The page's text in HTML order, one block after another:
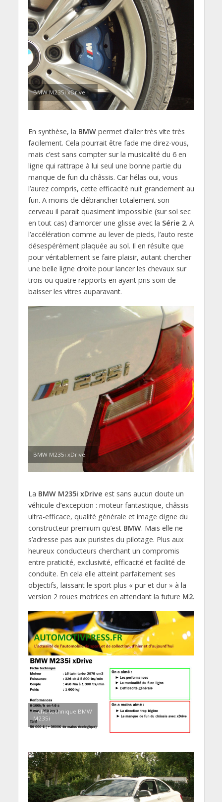
BMW M235i xDrive
En synthèse, la BMWpermet d’aller très vite très
facilement. Cela pourrait être fade me direz-vous,
mais c’est sans compter sur la musicalité du 6 en
ligne qui rattrape à lui seul une bonne partie du
manque de fun du châssis. Car hélas oui, vous
l’aurez compris, cette efficacité nuit grandement au
fun. A moins de débrancher totalement son
cerveau il parait quasiment impossible (sur sol sec
en tout cas) d’amorcer une glisse avec la Série 2. A
l’accélération comme au lever de pieds, l’auto reste
désespérément plaquée au sol. Il en résulte que
pour véritablement se faire plaisir, autant chercher
une belle ligne droite pour lancer les chevaux sur
trois ou quatre rapports en ayant pris soin de
baisser les vitres auparavant.
BMW M235i xDrive
La BMW M235i xDrive est sans aucun doute un
véhicule d’exception : moteur fantastique, châssis
ultra-efficace, qualité générale et image digne du
constructeur premium qu’est BMW. Mais elle ne
s’adresse pas aux puristes du pilotage. Plus aux
heureux conducteurs cherchant un compromis
entre praticité, exclusivité, efficacité et facilité de
conduite. En cela elle atteint parfaitement ses
objectifs, laissant le sport plus « pur et dur » à la
version 2 roues motrices en attendant la future M2.
Fiche technique BMW
M235i